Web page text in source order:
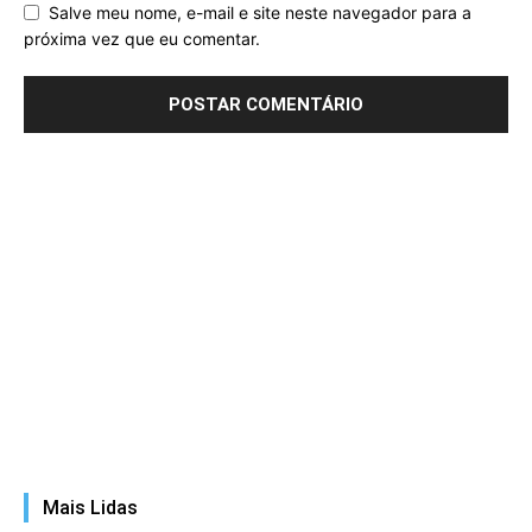
Salve meu nome, e-mail e site neste navegador para a
próxima vez que eu comentar.
Mais Lidas